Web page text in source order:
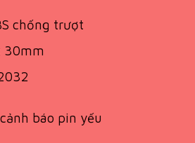
chống trượt
30mm
báo pin yếu